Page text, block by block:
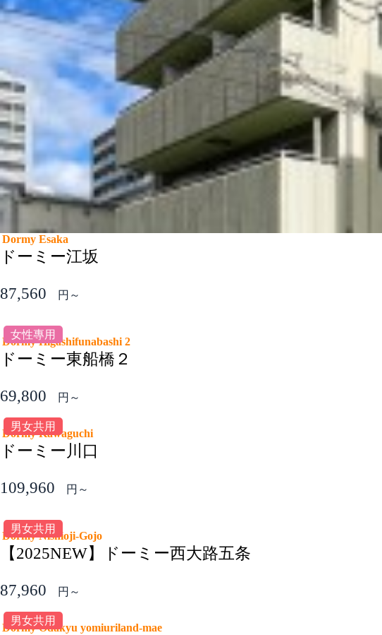
Dormy Esaka
ドーミー江坂
87,560 円～
女性專用
Dormy Higashifunabashi 2
ドーミー東船橋２
69,800 円～
男女共用
Dormy Kawaguchi
ドーミー川口
109,960 円～
男女共用
Dormy Nishioji-Gojo
【2025NEW】ドーミー西大路五条
87,960 円～
男女共用
Dormy Odakyu yomiuriland-mae